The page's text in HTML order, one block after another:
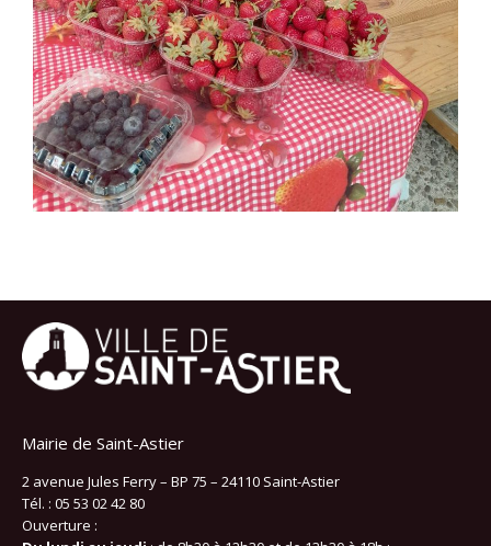
Mairie de Saint-Astier
2 avenue Jules Ferry – BP 75 – 24110 Saint-Astier
Tél. : 05 53 02 42 80
Ouverture :